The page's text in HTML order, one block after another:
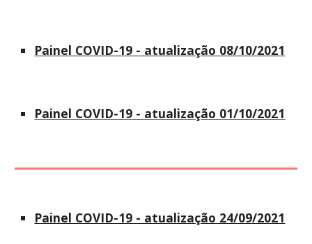
Painel COVID-19 - atualização 08/10/2021
Painel COVID-19 - atualização 01/10/2021
Painel COVID-19 - atualização 24/09/2021